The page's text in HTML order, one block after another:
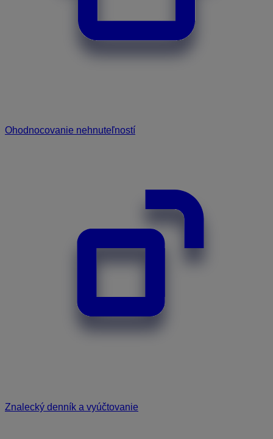
Ohodnocovanie nehnuteľností
Znalecký denník a vyúčtovanie